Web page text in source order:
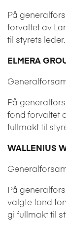
På
forvaltet av
til styrets leder.
ELMERA
På
fond forvaltet
fullmakt til
WALLENIUS
På
valgte fond
gi fullmakt til